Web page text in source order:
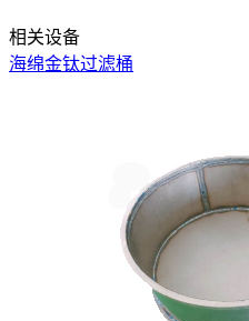
相关设备
海绵金钛过滤桶